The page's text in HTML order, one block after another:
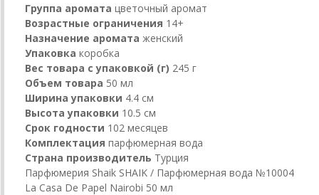
Группа аромата цветочный аромат
Возрастные ограничения 14+
Назначение аромата женский
Упаковка коробка
Вес товара с упаковкой (г) 245 г
Объем товара 50 мл
Ширина упаковки 4.4 см
Высота упаковки 10.5 см
Срок годности 102 месяцев
Комплектация парфюмерная вода
Страна производитель Турция
Парфюмерия Shaik SHAIK / Парфюмерная вода №10004
La Casa De Papel Nairobi 50 мл